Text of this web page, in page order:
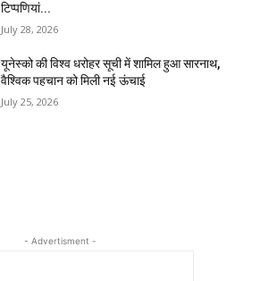
टिप्पणियां...
July 28, 2026
यूनेस्को की विश्व धरोहर सूची में शामिल हुआ सारनाथ,
वैश्विक पहचान को मिली नई ऊंचाई
July 25, 2026
- Advertisment -